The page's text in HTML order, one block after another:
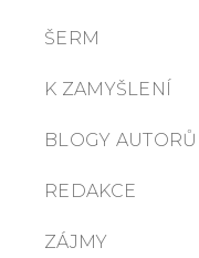
ŠERM
K ZAMYŠLENÍ
BLOGY AUTORŮ
REDAKCE
ZÁJMY